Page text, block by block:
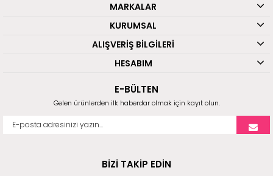
MARKALAR
KURUMSAL
ALIŞVERİŞ BİLGİLERİ
HESABIM
E-BÜLTEN
Gelen ürünlerden ilk haberdar olmak için kayıt olun.
BİZİ TAKİP EDİN